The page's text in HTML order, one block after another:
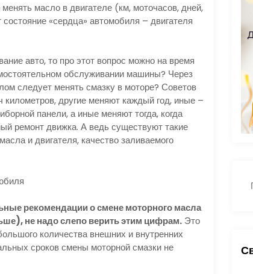
масло в двигателе (км, моточасов, дней,
«сердца» автомобиля – двигателя
авто, то про этот вопрос можно на время
обслуживании машины? Через
следует менять смазку в моторе? Советов
километров, другие меняют каждый год, иные –
панели, а иные меняют тогда, когда
ремонт движка. А ведь существуют такие
и двигателя, качество заливаемого
рекомендации о смене моторного масла
не надо слепо верить этим цифрам. Это
количества внешних и внутренних
сроков смены моторной смазки не
: